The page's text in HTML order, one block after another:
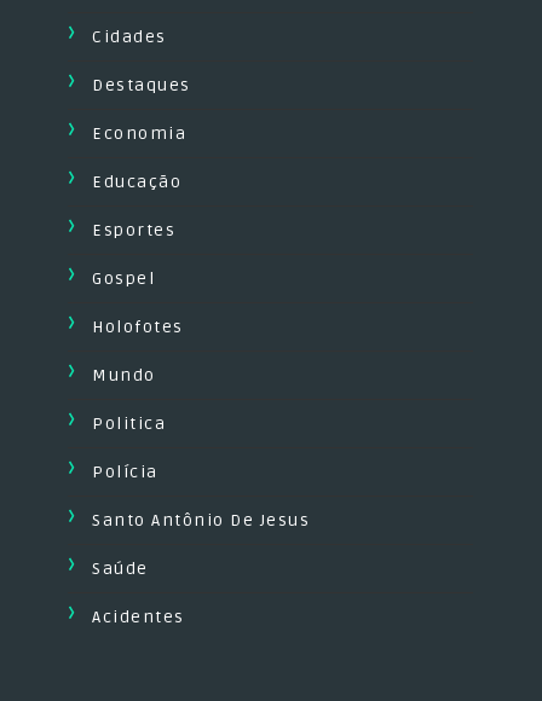
Cidades
Destaques
Economia
Educação
Esportes
Gospel
Holofotes
Mundo
Politica
Polícia
Santo Antônio De Jesus
Saúde
Acidentes